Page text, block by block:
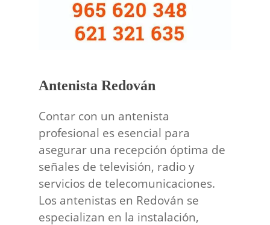
Antenista Redován
Contar con un antenista
profesional es esencial para
asegurar una recepción óptima de
señales de televisión, radio y
servicios de telecomunicaciones.
Los antenistas en Redován se
especializan en la instalación,